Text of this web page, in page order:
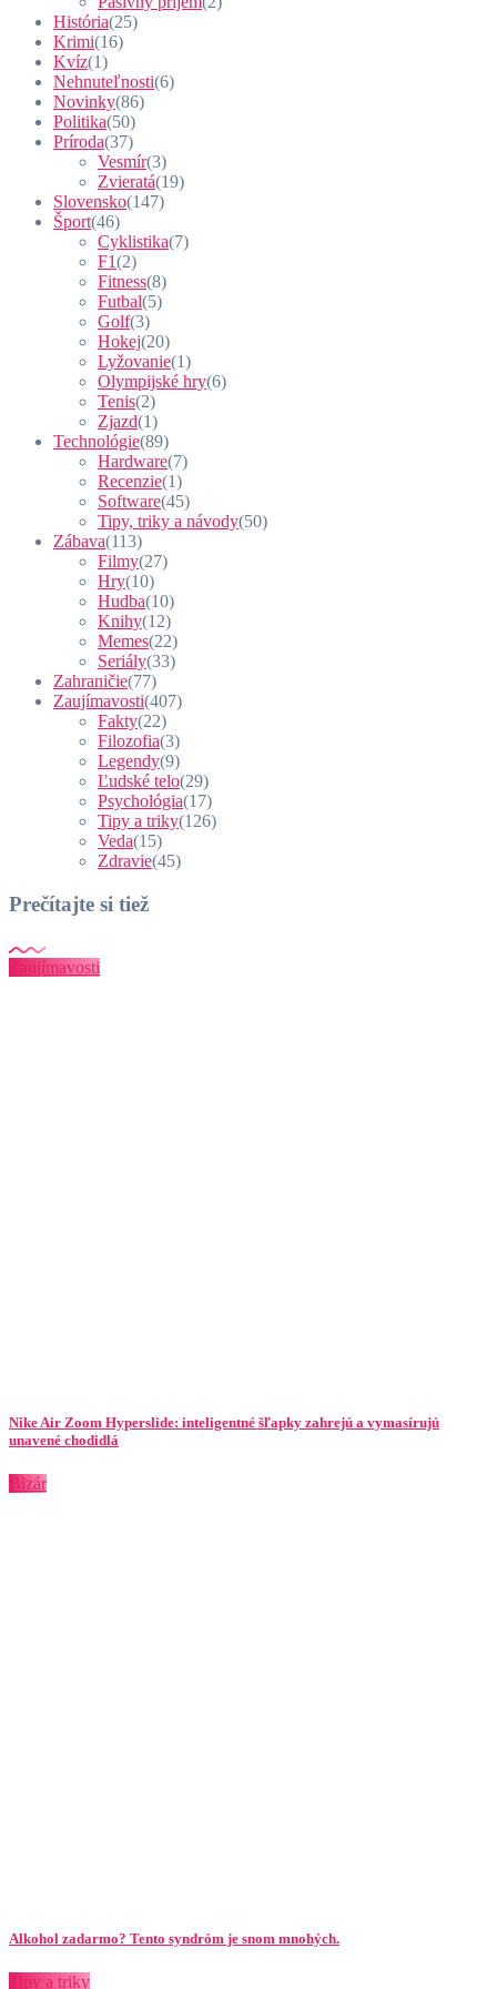
História(25)
Krimi(16)
Kvíz(1)
Nehnuteľnosti(6)
Novinky(86)
Politika(50)
Príroda(37)
Vesmír(3)
Zvieratá(19)
Slovensko(147)
Šport(46)
Cyklistika(7)
F1(2)
Fitness(8)
Futbal(5)
Golf(3)
Hokej(20)
Lyžovanie(1)
Olympijské hry(6)
Tenis(2)
Zjazd(1)
Technológie(89)
Hardware(7)
Recenzie(1)
Software(45)
Tipy, triky a návody(50)
Zábava(113)
Filmy(27)
Hry(10)
Hudba(10)
Knihy(12)
Memes(22)
Seriály(33)
Zahraničie(77)
Zaujímavosti(407)
Fakty(22)
Filozofia(3)
Legendy(9)
Ľudské telo(29)
Psychológia(17)
Tipy a triky(126)
Veda(15)
Zdravie(45)
Prečítajte si tiež
Zaujímavosti
Nike Air Zoom Hyperslide: inteligentné šľapky zahrejú a vymasírujú
unavené chodidlá
Bizár
Alkohol zadarmo? Tento syndróm je snom mnohých.
Tipy a triky